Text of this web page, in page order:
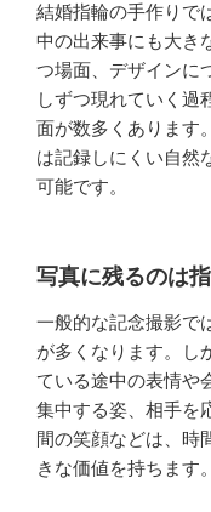
結婚指輪の手作りで
中の出来事にも大き
つ場面、デザインに
しずつ現れていく過
面が数多くあります
は記録しにくい自然
可能です。
写真に残るのは
一般的な記念撮影で
が多くなります。し
ている途中の表情や
集中する姿、相手を
間の笑顔などは、時
きな価値を持ちます。